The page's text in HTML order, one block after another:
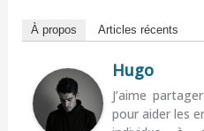
À propos Articles récents
Hugo
J’aime
pour aider les